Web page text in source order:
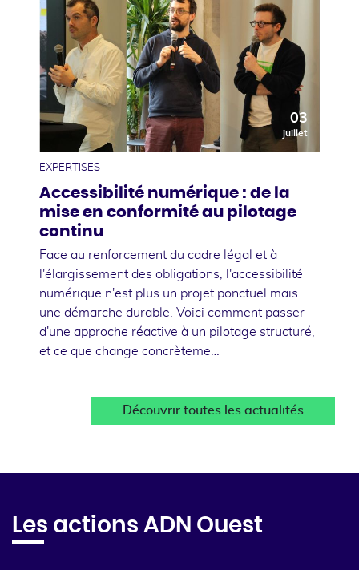
03
juillet
EXPERTISES
Accessibilité numérique : de la
mise en conformité au pilotage
continu
Face au renforcement du cadre légal et à
l'élargissement des obligations, l'accessibilité
numérique n'est plus un projet ponctuel mais
une démarche durable. Voici comment passer
d'une approche réactive à un pilotage structuré,
et ce que change concrèteme…
Découvrir toutes les actualités
Les actions ADN Ouest